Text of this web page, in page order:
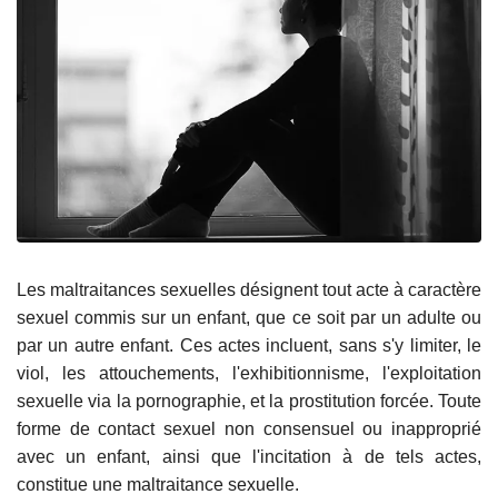
Les maltraitances sexuelles désignent tout acte à caractère
sexuel commis sur un enfant, que ce soit par un adulte ou
par un autre enfant. Ces actes incluent, sans s'y limiter, le
viol, les attouchements, l'exhibitionnisme, l'exploitation
sexuelle via la pornographie, et la prostitution forcée. Toute
forme de contact sexuel non consensuel ou inapproprié
avec un enfant, ainsi que l'incitation à de tels actes,
constitue une maltraitance sexuelle.